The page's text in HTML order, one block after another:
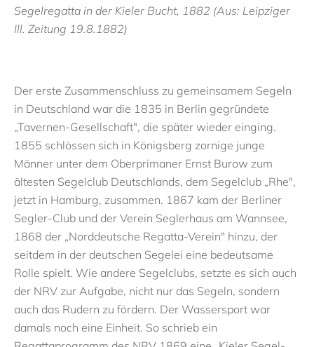
Segelregatta in der Kieler Bucht, 1882 (Aus: Leipziger
Ill. Zeitung 19.8.1882)
Der erste Zusammenschluss zu gemeinsamem Segeln
in Deutschland war die 1835 in Berlin gegründete
„Tavernen-Gesellschaft", die später wieder einging.
1855 schlössen sich in Königsberg zornige junge
Männer unter dem Oberprimaner Ernst Burow zum
ältesten Segelclub Deutschlands, dem Segelclub „Rhe",
jetzt in Hamburg, zusammen. 1867 kam der Berliner
Segler-Club und der Verein Seglerhaus am Wannsee,
1868 der „Norddeutsche Regatta-Verein" hinzu, der
seitdem in der deutschen Segelei eine bedeutsame
Rolle spielt. Wie andere Segelclubs, setzte es sich auch
der NRV zur Aufgabe, nicht nur das Segeln, sondern
auch das Rudern zu fördern. Der Wassersport war
damals noch eine Einheit. So schrieb ein